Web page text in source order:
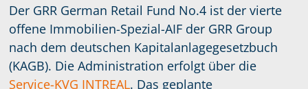
Der GRR German Retail Fund No.4 ist der vierte
offene Immobilien-Spezial-AIF der GRR Group
nach dem deutschen Kapitalanlagegesetzbuch
(KAGB). Die Administration erfolgt über die
Service-KVG INTREAL. Das geplante